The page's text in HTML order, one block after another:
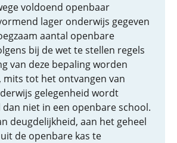
voldoend openbaar
lager onderwijs gegeven
aantal openbare
bij de wet te stellen regels
van deze bepaling worden
mits tot het ontvangen van
gelegenheid wordt
dan niet in een openbare school.
deugdelijkheid, aan het geheel
de openbare kas te